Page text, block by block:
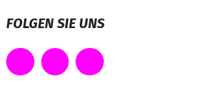
FOLGEN SIE UNS